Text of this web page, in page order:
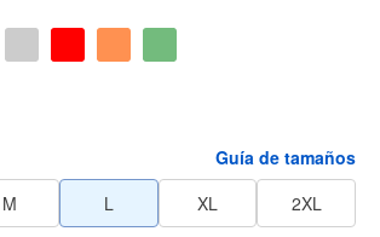
Guía de tamaños
M L XL
2XL